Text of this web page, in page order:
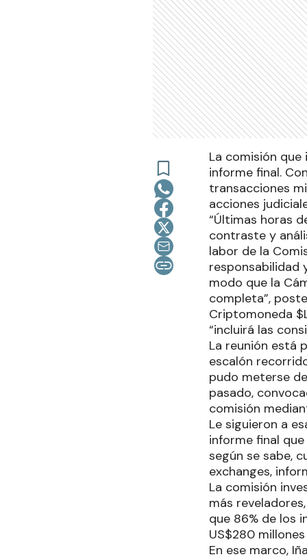
La comisión
informe final.
transacciones
acciones
“Últimas horas
contraste y
labor de la
responsabilidad
modo que la
completa”,
Criptomoneda
“incluirá las
La reunión está
escalón
pudo meterse
pasado,
comisión
Le siguieron a
informe final
según se sabe,
exchanges,
La comisión
más
que 86% de los
US$280
En ese marco,